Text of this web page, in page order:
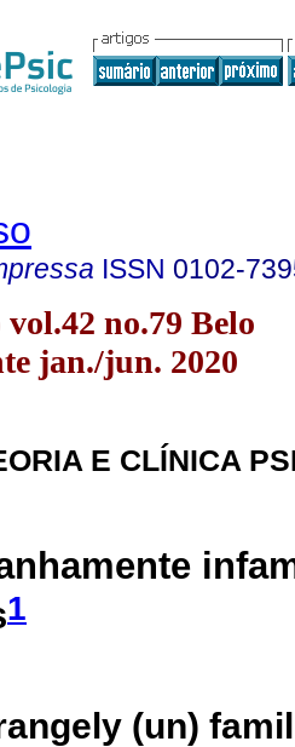
ISSN 0102-
vol.42 no.79 Belo
jan./jun. 2020
E CLÍNICA
1
(un)